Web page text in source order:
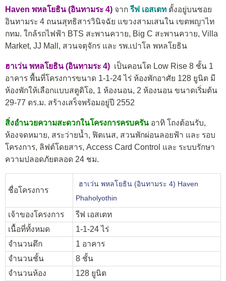
Haven พหลโยธิน (อินทามระ 4) จากรีฟ เอสเตท ตั้งอยู่บนซอย
อินทามระ 4 ถนนสุทธิสารวินิจฉัย แขวงสามเสนใน เขตพญาไท
กทม. ใกล้รถไฟฟ้า BTS สะพานควาย, Big C สะพานควาย, Villa
Market, JJ Mall, สวนจตุจักร และ รพ.เปาโล พหลโยธิน
ฮาเว่น พหลโยธิน (อินทามระ 4) เป็นคอนโด Low Rise 8 ชั้น 1
อาคาร พื้นที่โครงการขนาด 1-1-24 ไร่ ห้องพักอาศัย 128 ยูนิต มี
ห้องพักให้เลือกแบบสตูดิโอ, 1 ห้องนอน, 2 ห้องนอน ขนาดเริ่มต้น
29-77 ตร.ม. สร้างเสร็จพร้อมอยู่ปี 2552
สิ่งอำนวยความสะดวกในโครงการครบครัน อาทิ โถงต้อนรับ,
ห้องจดหมาย, สระว่ายน้ำ, ฟิตเนส, สวนพักผ่อนลอยฟ้า และ รอบ
โครงการ, ลิฟต์โดยสาร, Access Card Control และ ระบบรักษา
ความปลอดภัยตลอด 24 ชม.
ชื่อโครงการ
ฮาเว่น พหลโยธิน (อินทามระ 4) Haven
Phaholyothin
เจ้าของโครงการ
รีฟ เอสเตท
เนื้อที่ทั้งหมด
1-1-24 ไร่
จำนวนตึก
1 อาคาร
จำนวนชั้น
8 ชั้น
จำนวนห้อง
128 ยูนิต